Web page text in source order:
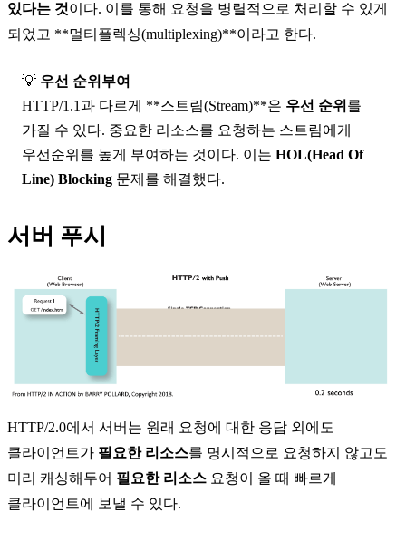
있다는 것이다. 이를 통해 요청을 병렬적으로 처리할 수 있게
되었고 **멀티플렉싱(multiplexing)**이라고 한다.
💡 우선 순위부여
HTTP/1.1과 다르게 **스트림(Stream)**은 우선 순위 를
가질 수 있다. 중요한 리소스를 요청하는 스트림에게
우선순위를 높게 부여하는 것이다. 이는 HOL(Head Of
Line) Blocking 문제를 해결했다.
서버 푸시
HTTP/2.0에서 서버는 원래 요청에 대한 응답 외에도
클라이언트가 필요한 리소스를 명시적으로 요청하지 않고도
미리 캐싱해두어 필요한 리소스 요청이 올 때 빠르게
클라이언트에 보낼 수 있다.